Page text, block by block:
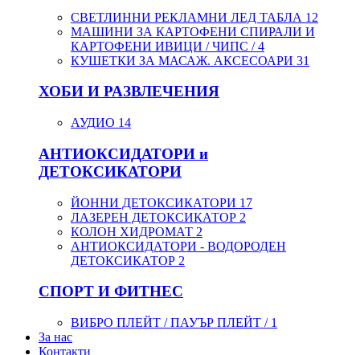
СВЕТЛИННИ РЕКЛАМНИ ЛЕД ТАБЛА 12
МАШИНИ ЗА КАРТОФЕНИ СПИРАЛИ И
КАРТОФЕНИ ИВИЦИ / ЧИПС /4
КУШЕТКИ ЗА МАСАЖ. АКСЕСОАРИ 31
ХОБИ И РАЗВЛЕЧЕНИЯ
АУДИО 14
АНТИОКСИДАТОРИ и
ДЕТОКСИКАТОРИ
ЙОННИ ДЕТОКСИКАТОРИ 17
ЛАЗЕРЕН ДЕТОКСИКАТОР 2
КОЛОН ХИДРОМАТ 2
АНТИОКСИДАТОРИ - ВОДОРОДЕН
ДЕТОКСИКАТОР 2
СПОРТ И ФИТНЕС
ВИБРО ПЛЕЙТ / ПАУЪР ПЛЕЙТ / 1
За нас
Контакти